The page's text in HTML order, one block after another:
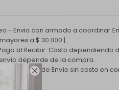

- Envio con armado a coordinar
a $ 30.000 |
al Recibir: Costo dependiendo
depende de la compra.
Coordinado Envío sin costo en